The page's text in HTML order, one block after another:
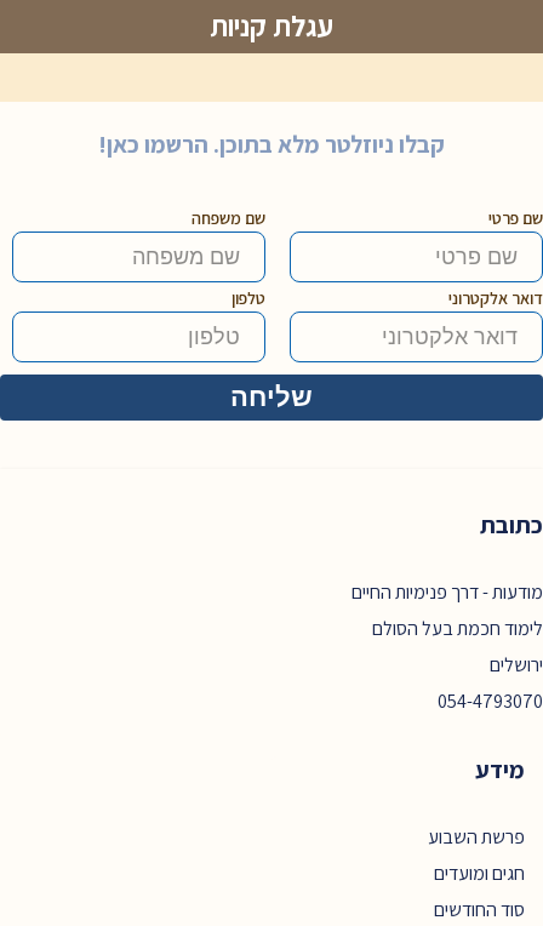
עגלת קניות
קבלו ניוזלטר מלא בתוכן. הרשמו כאן!
שם פרטי שם משפחה
דואר אלקטרוני טלפון
כתובת
מודעות - דרך פנימיות החיים
לימוד חכמת בעל הסולם
ירושלים
054-4793070
מידע
פרשת השבוע
חגים ומועדים
סוד החודשים